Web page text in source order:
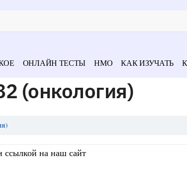
ОНЛАЙН ТЕСТЫ НМО КАК ИЗУЧАТЬ
(онкология)
ссылкой на наш сайт